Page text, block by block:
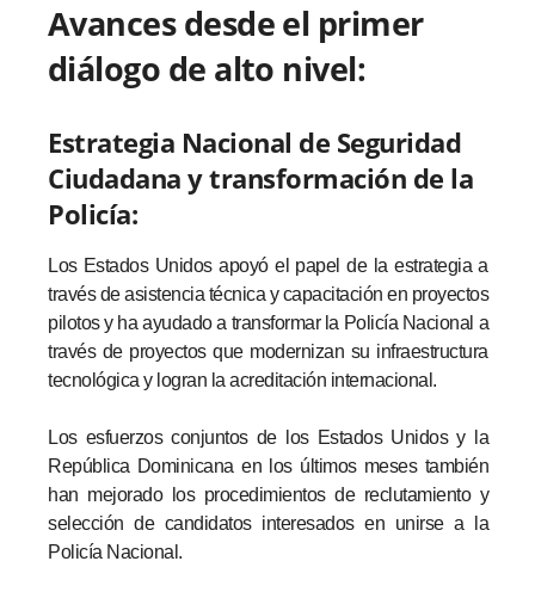
Avances desde el primer
diálogo de alto nivel:
Estrategia Nacional de Seguridad
Ciudadana y transformación de la
Policía:
Los Estados Unidos apoyó el papel de la estrategia a
través de asistencia técnica y capacitación en proyectos
pilotos y ha ayudado a transformar la Policía Nacional a
través de proyectos que modernizan su infraestructura
tecnológica y logran la acreditación internacional.
Los esfuerzos conjuntos de los Estados Unidos y la
República Dominicana en los últimos meses también
han mejorado los procedimientos de reclutamiento y
selección de candidatos interesados ​​en unirse a la
Policía Nacional.